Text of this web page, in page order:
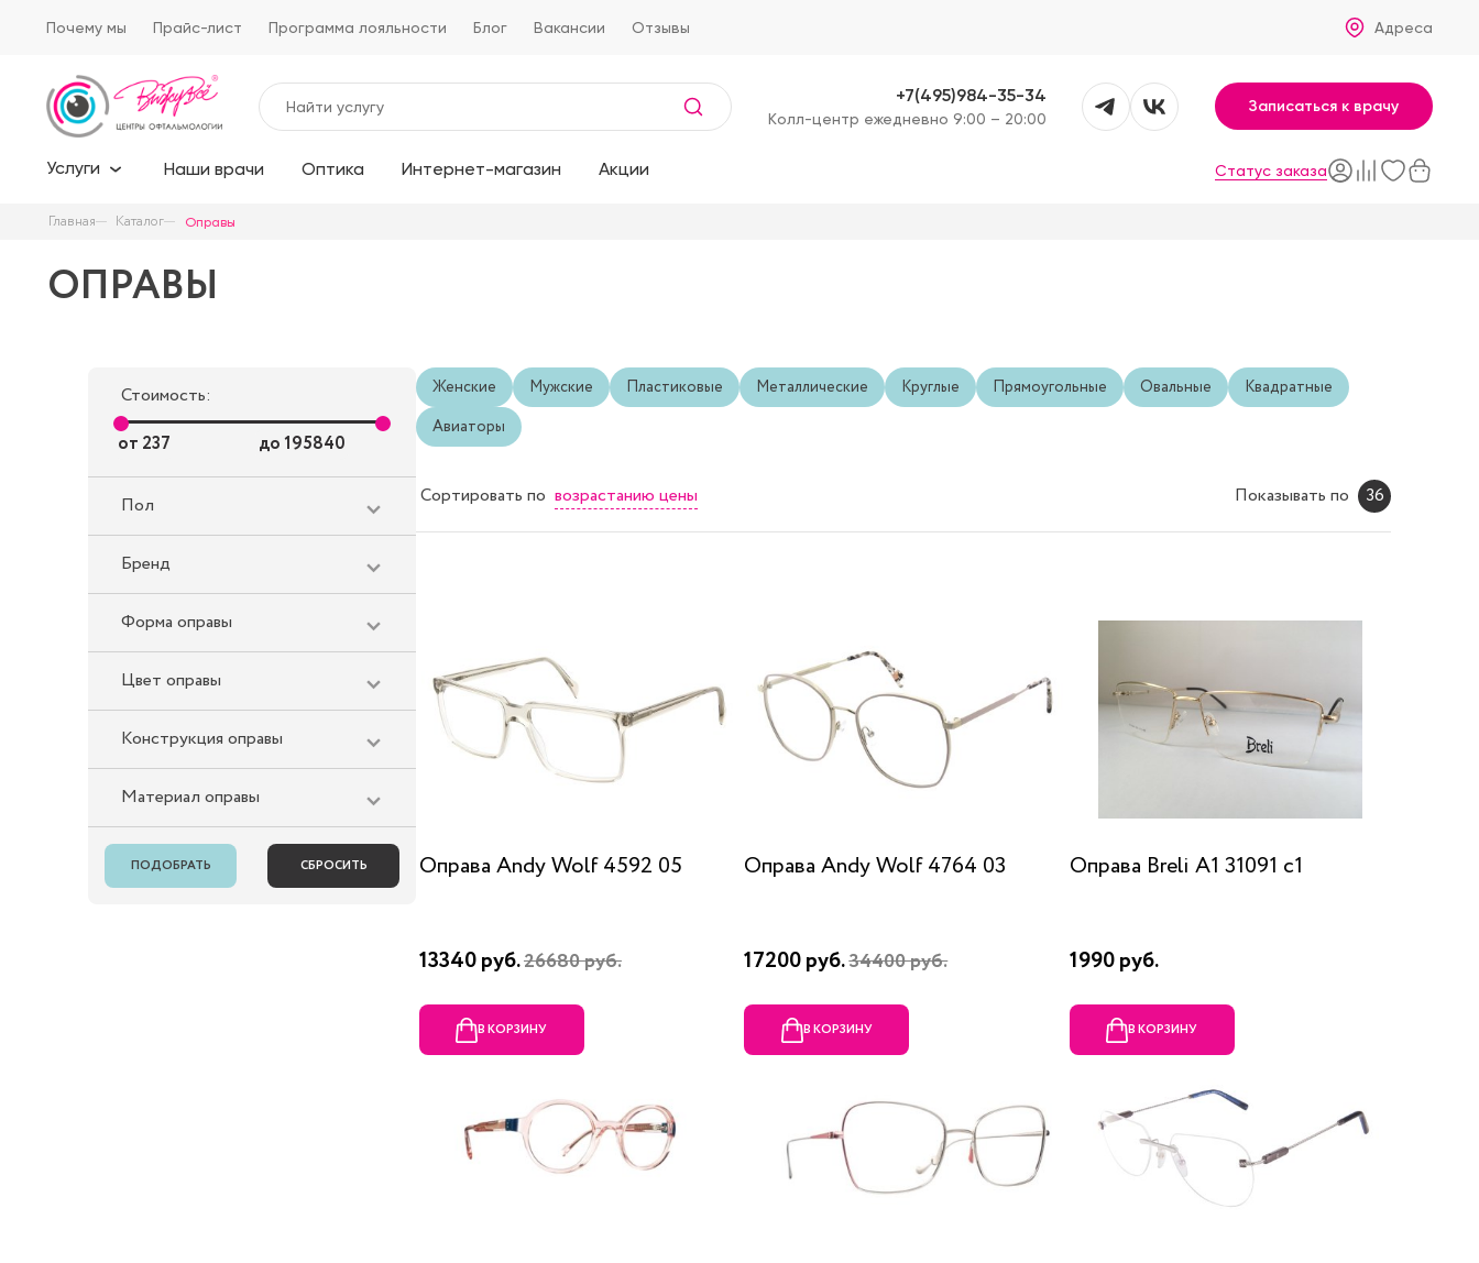
Почему мы Прайс-лист Программа лояльности Блог Вакансии Отзывы Адреса
+7(495)984-35-34
Kолл-центр ежедневно 9:00 – 20:00
Записаться к врачу
Услуги Наши врачи Оптика Интернет-магазин Акции Статус заказа
Главная Каталог Оправы
ОПРАВЫ
Стоимость:
от 237 до195840
Пол
Бренд
Форма оправы
Цвет оправы
Конструкция оправы
Материал оправы
Женские Мужские Пластиковые Металлические Круглые Прямоугольные Овальные
Квадратные
Авиаторы
Сортировать по возрастанию цены Показывать по 36
Оправа Andy Wolf 4592 05
13340 руб.26680 руб.
В КОРЗИНУ
Оправа Andy Wolf 4764 03
17200 руб.34400 руб.
В КОРЗИНУ
Оправа Breli A1 31091 c1
1990 руб.
В КОРЗИНУ